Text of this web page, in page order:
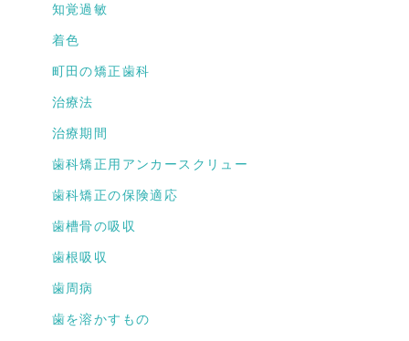
知覚過敏
着色
町田の矯正歯科
治療法
治療期間
歯科矯正用アンカースクリュー
歯科矯正の保険適応
歯槽骨の吸収
歯根吸収
歯周病
歯を溶かすもの